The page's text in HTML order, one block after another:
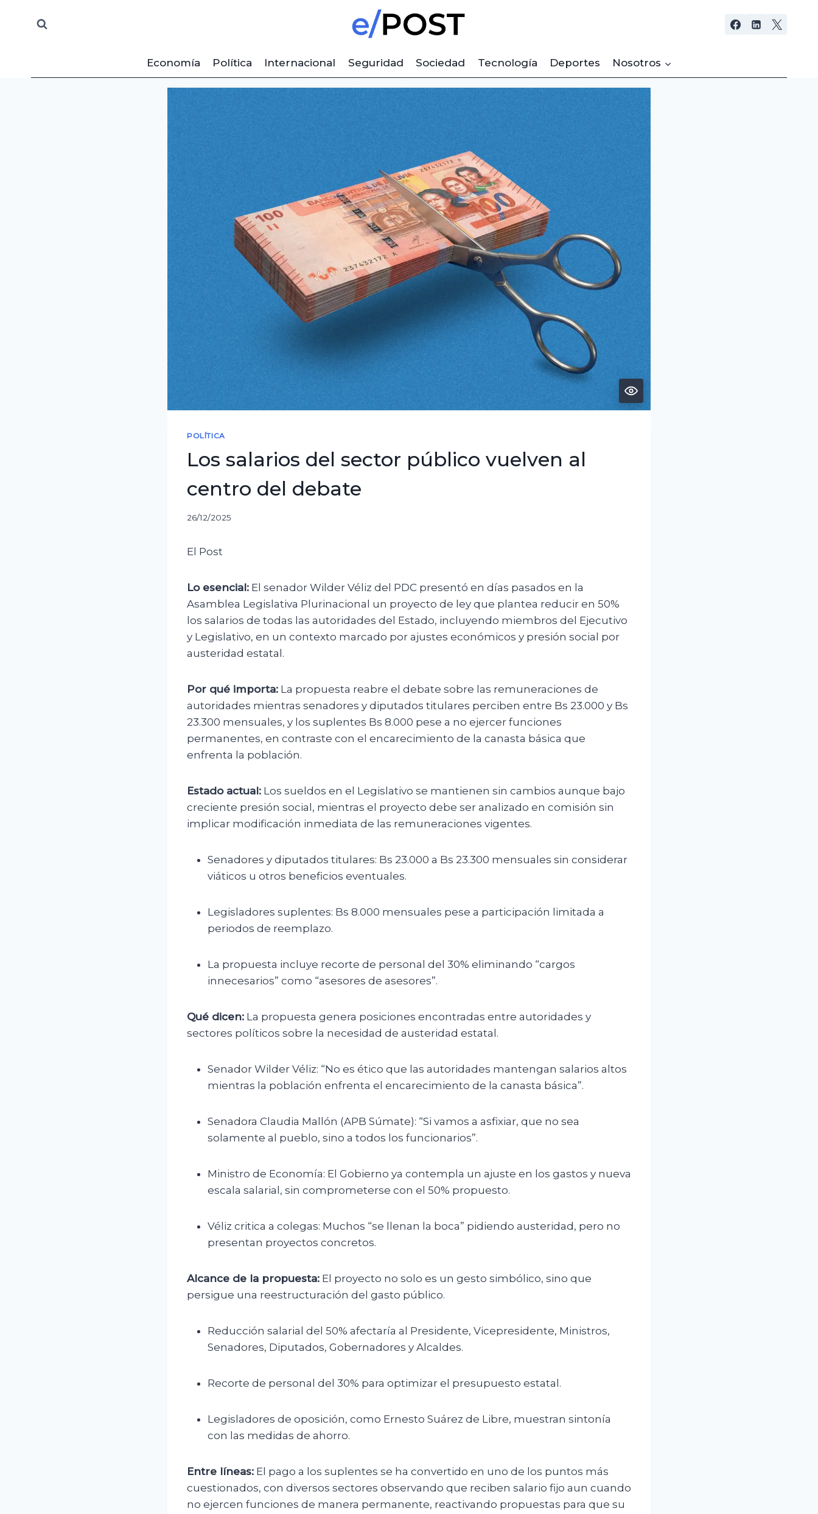
Economía
Política Internacional Seguridad Sociedad Tecnología Deportes Nosotros
POLÍTICA
Los salarios del sector público vuelven al
centro del debate
26/12/2025
El Post
Lo esencial: El senador Wilder Véliz del PDC presentó en días pasados en la
Asamblea Legislativa Plurinacional un proyecto de ley que plantea reducir en 50%
los salarios de todas las autoridades del Estado, incluyendo miembros del Ejecutivo
y Legislativo, en un contexto marcado por ajustes económicos y presión social por
austeridad estatal.
Por qué importa: La propuesta reabre el debate sobre las remuneraciones de
autoridades mientras senadores y diputados titulares perciben entre Bs 23.000 y Bs
23.300 mensuales, y los suplentes Bs 8.000 pese a no ejercer funciones
permanentes, en contraste con el encarecimiento de la canasta básica que
enfrenta la población.
Estado actual: Los sueldos en el Legislativo se mantienen sin cambios aunque bajo
creciente presión social, mientras el proyecto debe ser analizado en comisión sin
implicar modificación inmediata de las remuneraciones vigentes.
Senadores y diputados titulares: Bs 23.000 a Bs 23.300 mensuales sin considerar
viáticos u otros beneficios eventuales.
Legisladores suplentes: Bs 8.000 mensuales pese a participación limitada a
periodos de reemplazo.
La propuesta incluye recorte de personal del 30% eliminando “cargos
innecesarios” como “asesores de asesores”.
Qué dicen: La propuesta genera posiciones encontradas entre autoridades y
sectores políticos sobre la necesidad de austeridad estatal.
Senador Wilder Véliz: “No es ético que las autoridades mantengan salarios altos
mientras la población enfrenta el encarecimiento de la canasta básica”.
Senadora Claudia Mallón (APB Súmate): “Si vamos a asfixiar, que no sea
solamente al pueblo, sino a todos los funcionarios”.
Ministro de Economía: El Gobierno ya contempla un ajuste en los gastos y nueva
escala salarial, sin comprometerse con el 50% propuesto.
Véliz critica a colegas: Muchos “se llenan la boca” pidiendo austeridad, pero no
presentan proyectos concretos.
Alcance de la propuesta: El proyecto no solo es un gesto simbólico, sino que
persigue una reestructuración del gasto público.
Reducción salarial del 50% afectaría al Presidente, Vicepresidente, Ministros,
Senadores, Diputados, Gobernadores y Alcaldes.
Recorte de personal del 30% para optimizar el presupuesto estatal.
Legisladores de oposición, como Ernesto Suárez de Libre, muestran sintonía
con las medidas de ahorro.
Entre líneas: El pago a los suplentes se ha convertido en uno de los puntos más
cuestionados, con diversos sectores observando que reciben salario fijo aun cuando
no ejercen funciones de manera permanente, reactivando propuestas para que su